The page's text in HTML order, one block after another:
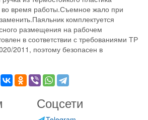
время работы.Съемное жало при
комплектуется
размещения на рабочем
в соответствии с требованиями ТР
2011, поэтому безопасен в
Соцсети